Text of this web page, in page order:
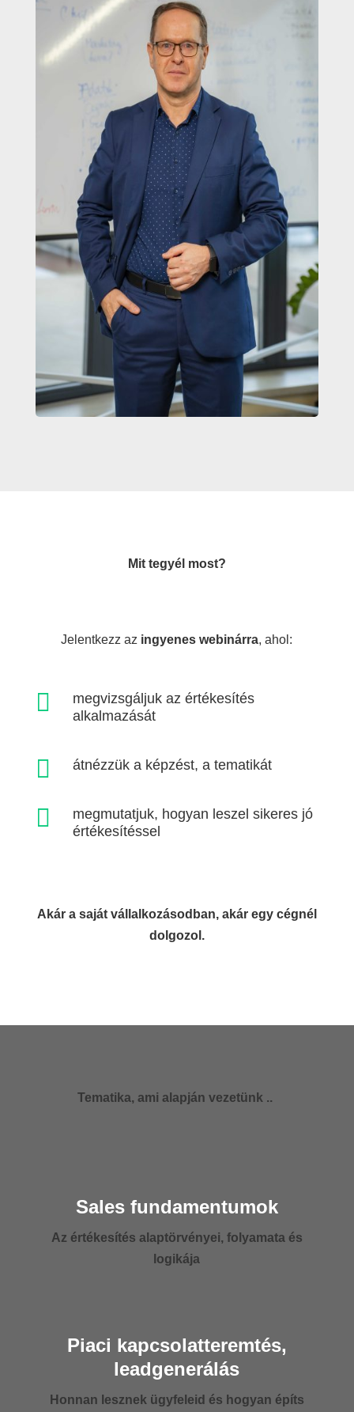
Mit tegyél most?
Jelentkezz az ingyenes webinárra, ahol:

megvizsgáljuk az értékesítés
alkalmazását
 átnézzük a képzést, a tematikát

megmutatjuk, hogyan leszel sikeres jó
értékesítéssel
Akár a saját vállalkozásodban, akár egy cégnél
dolgozol.
Tematika, ami alapján vezetünk ..
Sales fundamentumok
Az értékesítés alaptörvényei, folyamata és
logikája
Piaci kapcsolatteremtés,
leadgenerálás
Honnan lesznek ügyfeleid és hogyan építs